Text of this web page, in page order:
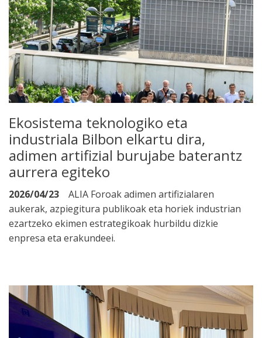
Ekosistema teknologiko eta
industriala Bilbon elkartu dira,
adimen artifizial burujabe baterantz
aurrera egiteko
2026/04/23
ALIA Foroak adimen artifizialaren
aukerak, azpiegitura publikoak eta horiek industrian
ezartzeko ekimen estrategikoak hurbildu dizkie
enpresa eta erakundeei.